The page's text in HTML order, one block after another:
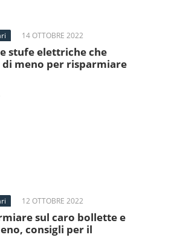
14 OTTOBRE 2022
stufe elettriche che
meno per risparmiare
12 OTTOBRE 2022
sul caro bollette e
consigli per il